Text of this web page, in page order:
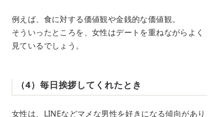
例えば、食に対する価値観や金銭的な価値観。
そういったところを、女性はデートを重ねながらよく
見ているでしょう。
（4）毎日挨拶してくれたとき
女性は、LINEなどマメな男性を好きになる傾向があり